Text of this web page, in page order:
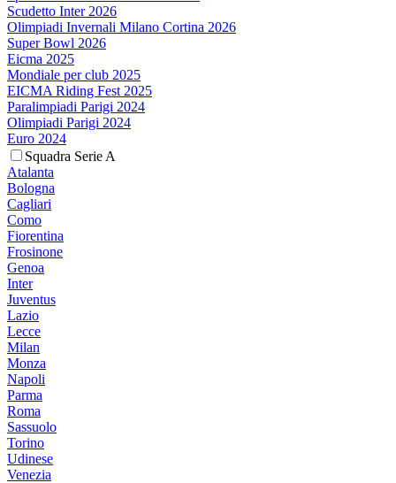
Scudetto Inter 2026
Olimpiadi Invernali Milano Cortina 2026
Super Bowl 2026
Eicma 2025
Mondiale per club 2025
EICMA Riding Fest 2025
Paralimpiadi Parigi 2024
Olimpiadi Parigi 2024
Euro 2024
Squadra Serie A
Atalanta
Bologna
Cagliari
Como
Fiorentina
Frosinone
Genoa
Inter
Juventus
Lazio
Lecce
Milan
Monza
Napoli
Parma
Roma
Sassuolo
Torino
Udinese
Venezia